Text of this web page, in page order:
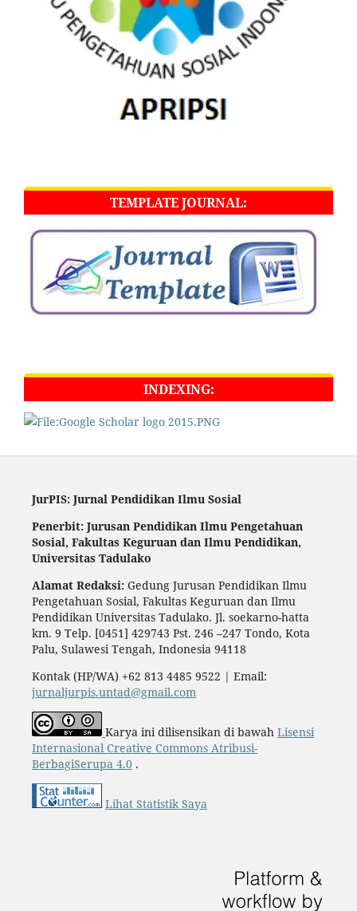
TEMPLATE JOURNAL:
INDEXING:
JurPIS: Jurnal Pendidikan Ilmu Sosial
Penerbit: Jurusan Pendidikan Ilmu Pengetahuan
Sosial, Fakultas Keguruan dan Ilmu Pendidikan,
Universitas Tadulako
Alamat Redaksi:Gedung Jurusan Pendidikan Ilmu
Pengetahuan Sosial, Fakultas Keguruan dan Ilmu
Pendidikan Universitas Tadulako. Jl. soekarno-hatta
km. 9 Telp. [0451] 429743 Pst. 246 –247 Tondo, Kota
Palu, Sulawesi Tengah, Indonesia 94118
Kontak (HP/WA) +62 813 4485 9522 | Email:
jurnaljurpis.untad@gmail.com
Karya ini dilisensikan di bawah Lisensi
Internasional Creative Commons Atribusi-
BerbagiSerupa 4.0.
Lihat Statistik Saya